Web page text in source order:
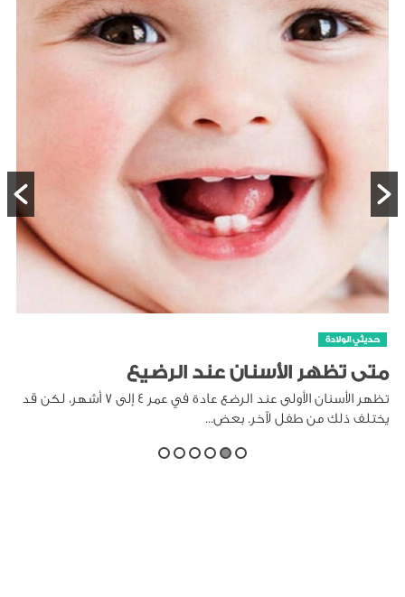
حديثي الولادة
متى تظهر الأسنان عند الرضيع
تظهر الأسنان الأولى عند الرضع عادة في عمر 4 إلى 7 أشهر، لكن قد
يختلف ذلك من طفل لآخر. بعض...